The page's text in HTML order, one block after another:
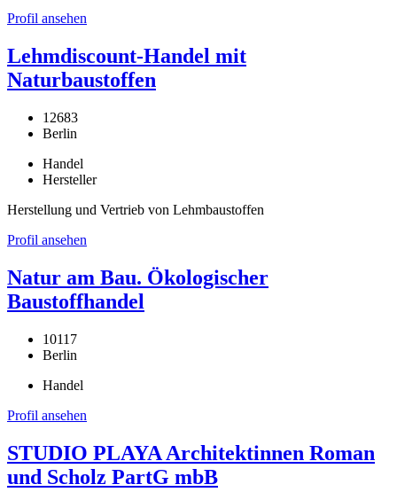
Profil ansehen
Lehmdiscount-Handel mit
Naturbaustoffen
12683
Berlin
Handel
Hersteller
Herstellung und Vertrieb von Lehmbaustoffen
Profil ansehen
Natur am Bau. Ökologischer
Baustoffhandel
10117
Berlin
Handel
Profil ansehen
STUDIO PLAYA Architektinnen Roman
und Scholz PartG mbB